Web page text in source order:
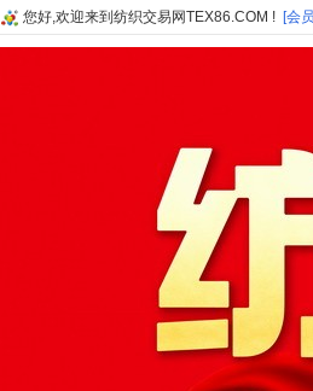
您好,欢迎来到纺织交易网TEX86.COM ! [会